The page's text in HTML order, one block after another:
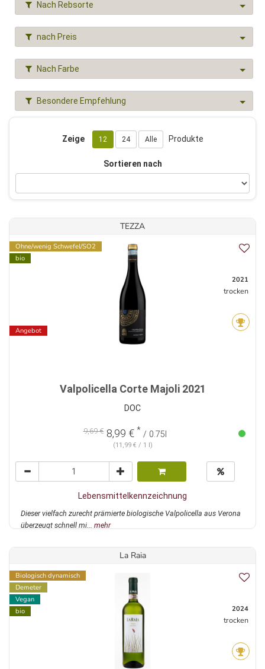
Nach Rebsorte
nach Preis
Nach Farbe
Besondere Empfehlung
Zeige 12 24 Alle Produkte
Sortieren nach
TEZZA
Ohne/wenig Schwefel/SO2
bio
Angebot
2021
trocken
Valpolicella Corte Majoli 2021
DOC
9,69 €8,99 € * / 0.75l
(11,99 € / 1 l)
Lebensmittelkennzeichnung
Dieser vielfach zurecht prämierte biologische Valpolicella aus Verona
überzeugt schnell mi... mehr
La Raia
Biologisch dynamisch
Demeter
Vegan
bio
2024
trocken